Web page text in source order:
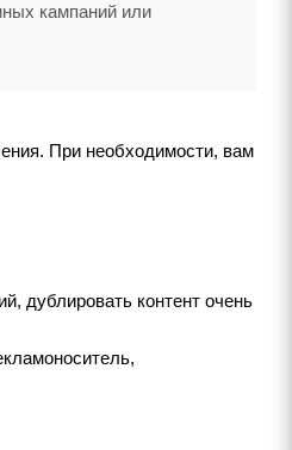
кампаний или
При необходимости, вам
дублировать контент очень